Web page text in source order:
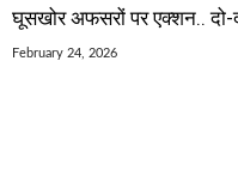
घूसखोर अफसरों पर एक्शन..
February 24, 2026